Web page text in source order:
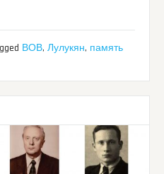
ВОВ,Лулукян, память